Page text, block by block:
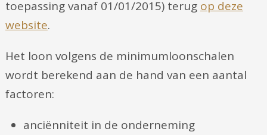
toepassing vanaf 01/01/2015) terug op deze
website.
Het loon volgens de minimumloonschalen
wordt berekend aan de hand van een aantal
factoren:
anciënniteit in de onderneming